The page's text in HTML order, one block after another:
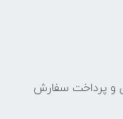
و پرداخت سفارش